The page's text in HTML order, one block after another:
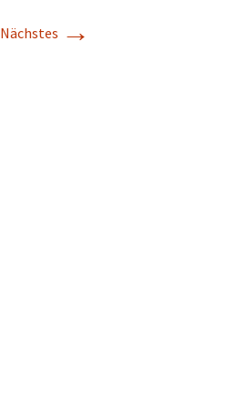
Nächstes →